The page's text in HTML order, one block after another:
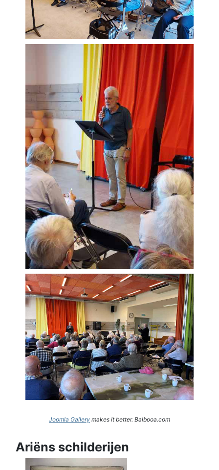
Joomla Gallery makes it better. Balbooa.com
Ariëns schilderijen